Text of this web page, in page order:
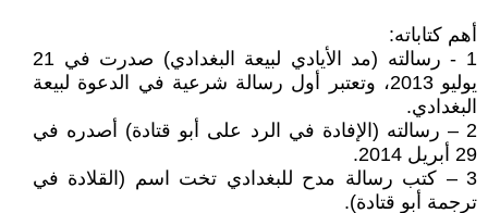
أهم كتاباته:
1 - رسالته (مد الأيادي لبيعة البغدادي) صدرت في 21
يوليو 2013، وتعتبر أول رسالة شرعية في الدعوة لبيعة
البغدادي.
2 – رسالته (الإفادة في الرد على أبو قتادة) أصدره في
29 أبريل 2014.
3 – كتب رسالة مدح للبغدادي تخت اسم (القلادة في
ترجمة أبو قتادة).